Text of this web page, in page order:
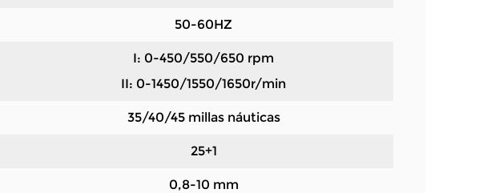
50-60HZ
I: 0-450/550/650 rpm
II: 0-1450/1550/1650r/min
35/40/45 millas náuticas
25+1
0,8-10 mm